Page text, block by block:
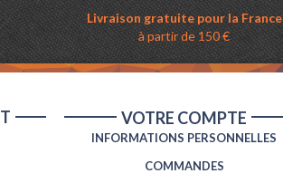
Livraison gratuite pour la France
à partir de 150 €
VOTRE COMPTE
INFORMATIONS PERSONNELLES
COMMANDES